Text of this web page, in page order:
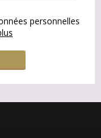
personnelles